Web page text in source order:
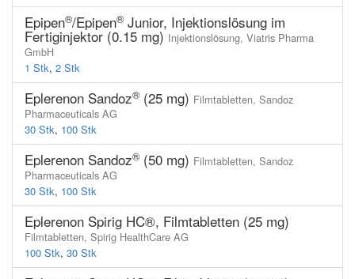
Epipen®/Epipen® Junior, Injektionslösung im
Fertiginjektor (0.15 mg) Injektionslösung, Viatris Pharma
GmbH
1 Stk, 2 Stk
Eplerenon Sandoz® (25 mg) Filmtabletten, Sandoz
Pharmaceuticals AG
30 Stk, 100 Stk
Eplerenon Sandoz® (50 mg) Filmtabletten, Sandoz
Pharmaceuticals AG
30 Stk, 100 Stk
Eplerenon Spirig HC®, Filmtabletten (25 mg)
Filmtabletten, Spirig HealthCare AG
100 Stk, 30 Stk